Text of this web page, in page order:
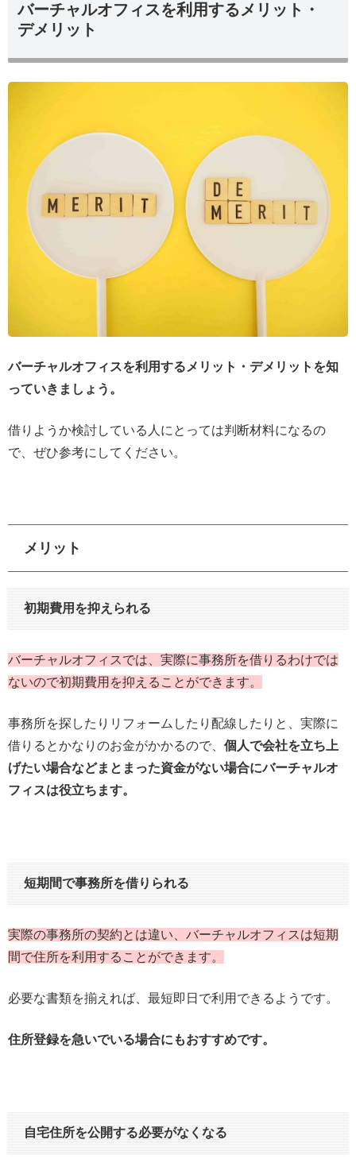
バーチャルオフィスを利用するメリット・
デメリット
バーチャルオフィスを利用するメリット・デメリットを知
っていきましょう。
借りようか検討している人にとっては判断材料になるの
で、ぜひ参考にしてください。
メリット
初期費用を抑えられる
バーチャルオフィスでは、実際に事務所を借りるわけでは
ないので初期費用を抑えることができます。
事務所を探したりリフォームしたり配線したりと、実際に
借りるとかなりのお金がかかるので、 個人で会社を立ち上
げたい場合などまとまった資金がない場合にバーチャルオ
フィスは役立ちます。
短期間で事務所を借りられる
実際の事務所の契約とは違い、バーチャルオフィスは短期
間で住所を利用することができます。
必要な書類を揃えれば、最短即日で利用できるようです。
住所登録を急いでいる場合にもおすすめです。
自宅住所を公開する必要がなくなる